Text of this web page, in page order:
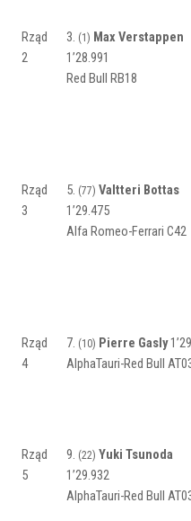
Rząd
2
3. (1) Max Verstappen
1’28.991
Red Bull RB18
Rząd
3
5. (77) Valtteri Bottas
1’29.475
Alfa Romeo-Ferrari C42
Rząd
4
7. (10) Pierre Gasly
AlphaTauri-Red Bull
Rząd
5
9. (22) Yuki Tsunoda
1’29.932
AlphaTauri-Red Bull